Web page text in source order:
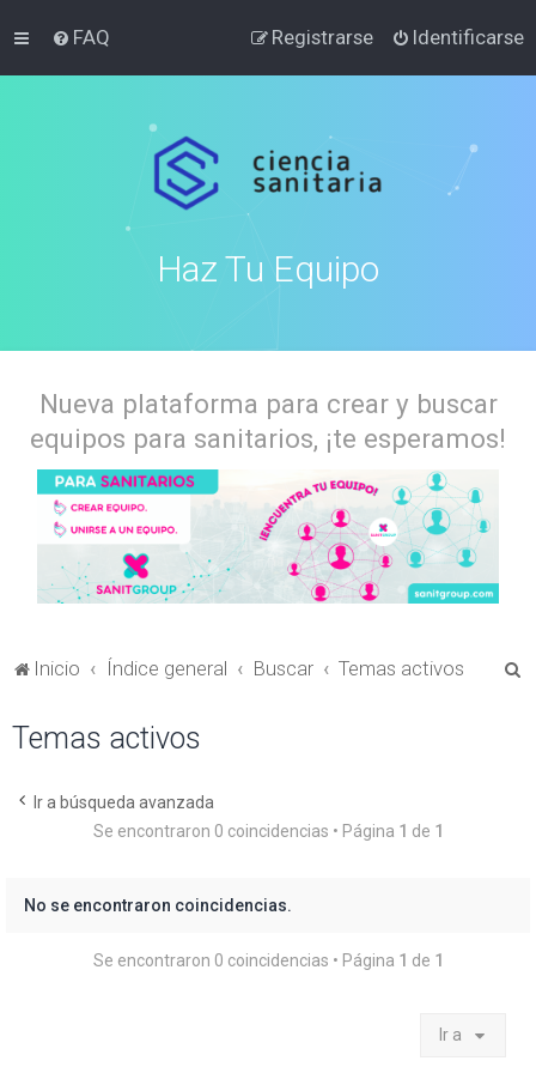
FAQ Identificarse
Registrarse
Haz Tu Equipo
Nueva plataforma para crear y buscar
equipos para sanitarios, ¡te esperamos!
Inicio Índice general Buscar Temas activos
Temas activos
Ir a búsqueda avanzada
Se encontraron 0 coincidencias • Página 1 de 1
No se encontraron coincidencias.
Se encontraron 0 coincidencias • Página 1 de 1
Ir a